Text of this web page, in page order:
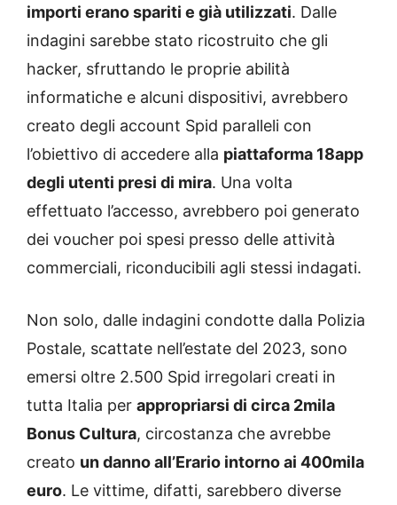
importi erano spariti e già utilizzati. Dalle
indagini sarebbe stato ricostruito che gli
hacker, sfruttando le proprie abilità
informatiche e alcuni dispositivi, avrebbero
creato degli account Spid paralleli con
l’obiettivo di accedere alla piattaforma 18app
degli utenti presi di mira. Una volta
effettuato l’accesso, avrebbero poi generato
dei voucher poi spesi presso delle attività
commerciali, riconducibili agli stessi indagati.
Non solo, dalle indagini condotte dalla Polizia
Postale, scattate nell’estate del 2023, sono
emersi oltre 2.500 Spid irregolari creati in
tutta Italia per appropriarsi di circa 2mila
Bonus Cultura, circostanza che avrebbe
creato un danno all’Erario intorno ai 400mila
euro. Le vittime, difatti, sarebbero diverse